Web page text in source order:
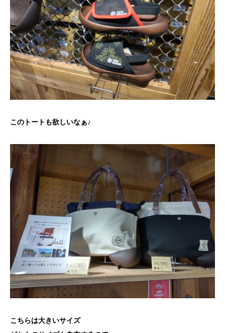
このトートも欲しいなぁ♪
こちらは大きいサイズ